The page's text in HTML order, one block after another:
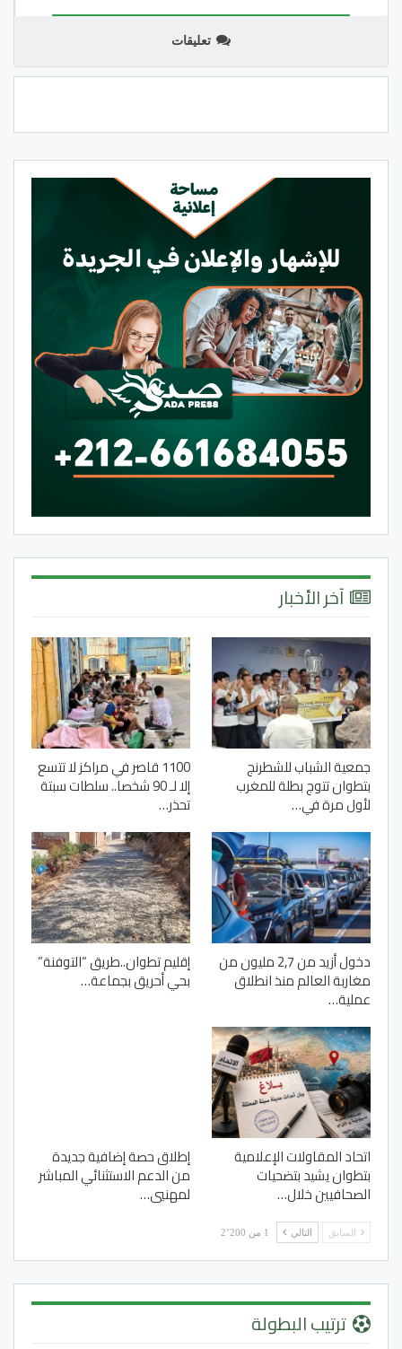
تعليقات
آخر الأخبار
جمعية الشباب للشطرنج
بتطوان تتوج بطلة للمغرب
لأول مرة في…
1100 قاصر في مراكز لا تتسع
إلا لـ 90 شخصا.. سلطات سبتة
تحذر…
دخول أزيد من 2,7 مليون من
مغاربة العالم منذ انطلاق
عملية…
إقليم تطوان..طريق “التوفنة”
بحي أحريق بجماعة…
اتحاد المقاولات الإعلامية
بتطوان يشيد بتضحيات
الصحافيين خلال…
إطلاق حصة إضافية جديدة
من الدعم الاستثنائي المباشر
لمهنيي…
السابق التالي 1 من 2٬200
ترتيب البطولة